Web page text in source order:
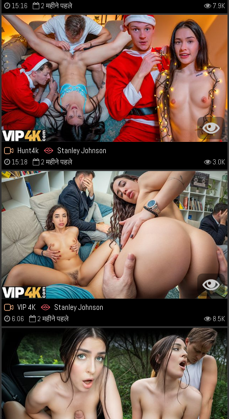
15:16 2 महीने पहले 7.9K
Hunt4k Stanley Johnson
15:18 2 महीने पहले 3.0K
VIP 4K Stanley Johnson
6:06 2 महीने पहले 8.5K